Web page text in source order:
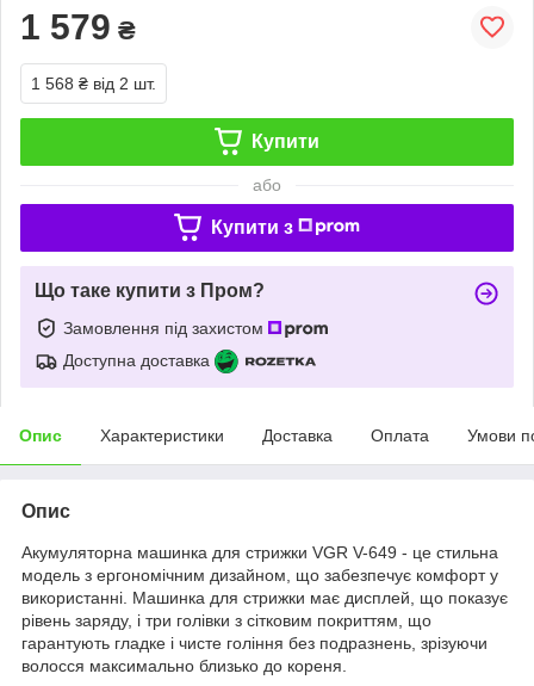
1 579 ₴
1 568 ₴ від 2 шт.
Купити
або
Купити з
Що таке купити з Пром?
Замовлення під захистом
Доступна доставка
Опис Характеристики Доставка Оплата Умови
Опис
Акумуляторна машинка для стрижки VGR V-649 - це стильна
модель з ергономічним дизайном, що забезпечує комфорт у
використанні. Машинка для стрижки має дисплей, що показує
рівень заряду, і три голівки з сітковим покриттям, що
гарантують гладке і чисте гоління без подразнень, зрізуючи
волосся максимально близько до кореня.